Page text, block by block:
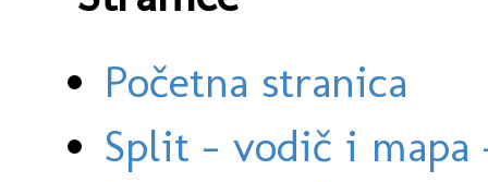
Početna stranica
Split - vodič i